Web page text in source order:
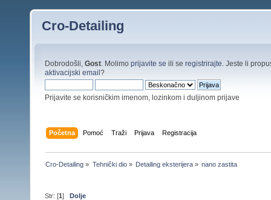
Cro-Detailing
Dobrodošli, Gost . Molimo prijavite se ili se registrirajte . Jeste li
aktivacijski email?
Prijavite se korisničkim imenom, lozinkom i duljinom prijave
Početna Pomoć Traži Prijava Registracija
Cro-Detailing » Tehnički dio» Detailing eksterijera» nano zastita
Str: [1]Dolje